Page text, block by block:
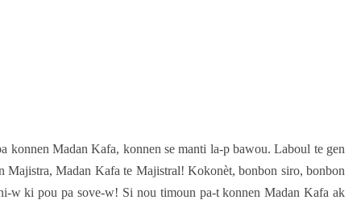
Madan Kafa, konnen se manti la-p bawou. Laboul te gen
Majistra, Madan Kafa te Majistral! Kokonèt, bonbon siro, bonbon
w ki pou pa sove-w! Si nou timoun pa-t konnen Madan Kafa ak